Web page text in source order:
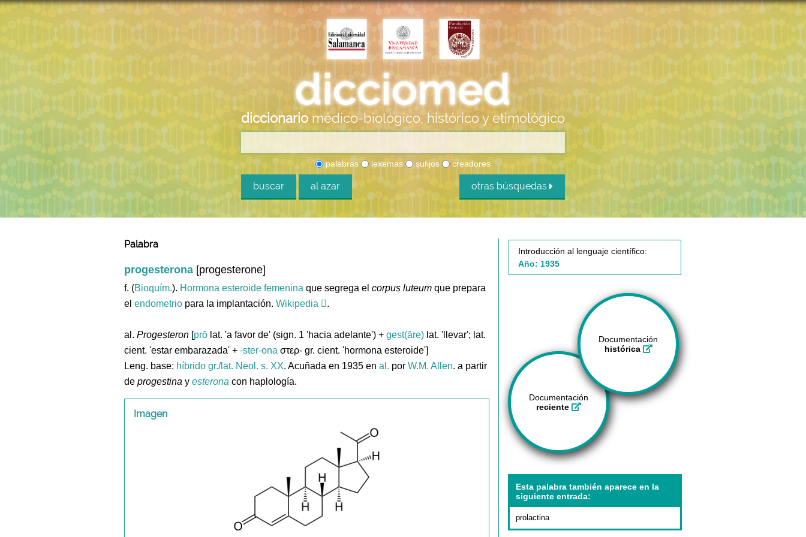
diccionario médico-biológico, histórico y etimológico
palabras lexemas sufijos creadores
buscar al azar otras búsquedas
Palabra
progesterona [progesterone]
f. (Bioquím.). Hormona esteroide femenina que segrega el corpus luteum que prepara
el endometrio para la implantación. Wikipedia .
al. Progesteron [prō lat. 'a favor de' (sign. 1 'hacia adelante') + gest(āre) lat. 'llevar'; lat.
cient. 'estar embarazada' + -ster-ona στερ- gr. cient. 'hormona esteroide']
Leng. base: híbrido gr./lat. Neol. s. XX. Acuñada en 1935 en al. por W.M. Allen. a partir
de progestina y esterona con haplología.
Imagen
Introducción al lenguaje científico:
Año: 1935
Documentación
histórica
Documentación
reciente
Esta palabra también aparece en la
siguiente entrada:
prolactina